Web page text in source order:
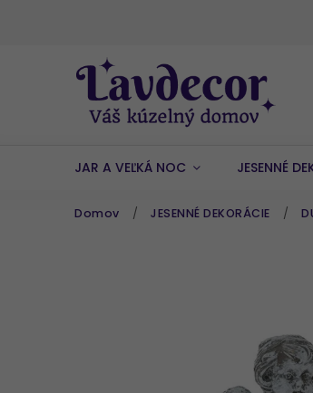
JAR A VEĽKÁ NOC JESENNÉ
Domov / JESENNÉ DEKORÁCIE /